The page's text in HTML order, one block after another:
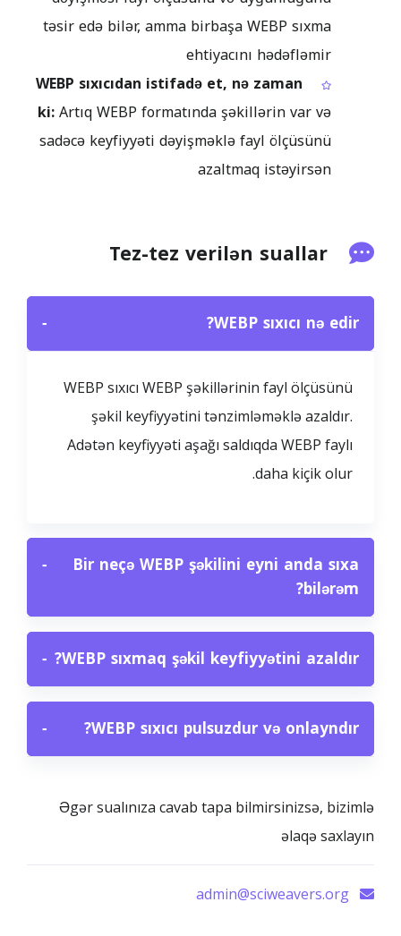
təsir edə bilər, amma birbaşa WEBP sıxma
ehtiyacını hədəfləmir
WEBP sıxıcıdan istifadə et, nə zaman
ki:Artıq WEBP formatında şəkillərin var və
sadəcə keyfiyyəti dəyişməklə fayl ölçüsünü
azaltmaq istəyirsən
Tez-tez verilən suallar
WEBP sıxıcı nə edir?
−
WEBP sıxıcı WEBP şəkillərinin fayl ölçüsünü
şəkil keyfiyyətini tənzimləməklə azaldır.
Adətən keyfiyyəti aşağı saldıqda WEBP faylı
daha kiçik olur.
Bir neçə WEBP şəkilini eyni anda sıxa
bilərəm?
−
WEBP sıxmaq şəkil keyfiyyətini azaldır?
−
WEBP sıxıcı pulsuzdur və onlayndır?
−
Əgər sualınıza cavab tapa bilmirsinizsə, bizimlə
əlaqə saxlayın